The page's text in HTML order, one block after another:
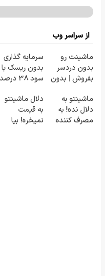
از سراسر وب
ماشینت رو
بدون دردسر
بفروش | بدون
سرمایه گذاری
بدون ریسک با
سود 38 درصد
ماشینتو به
دلال نده! به
مصرف کننده
دلال ماشینتو
به قیمت
نمیخره! بیا